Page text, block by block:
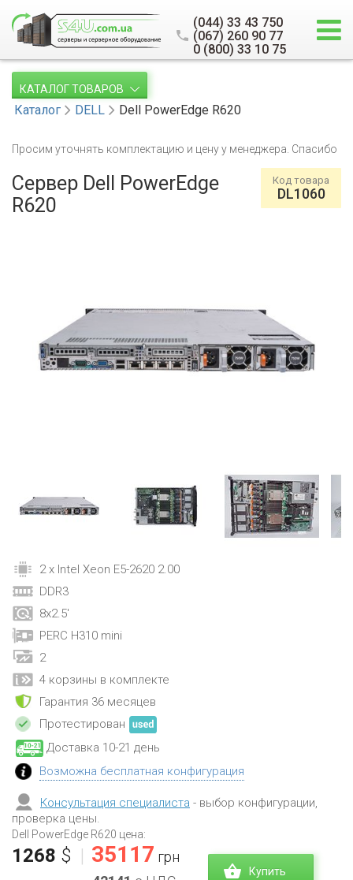
(044) 33 43 750
(067) 260 90 77
0 (800) 33 10 75
КАТАЛОГ ТОВАРОВ
Каталог DELL Dell PowerEdge R620
Просим уточнять комплектацию и цену у менеджера. Спасибо
Сервер Dell PowerEdge
R620
Код товара
DL1060
2 x Intel Xeon E5-2620 2.00
DDR3
8x2.5'
PERC H310 mini
2
4 корзины в комплекте
Гарантия 36 месяцев
Протестирован
Доставка 10-21 день
Возможна бесплатная конфигурация
Консультация специалиста - выбор конфигурации,
проверка цены.
Dell PowerEdge R620 цена:
1268 $ | 35117 грн
Купить